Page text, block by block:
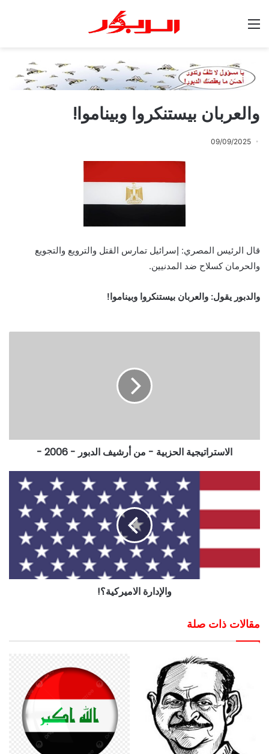
والعربان بيستنكروا وبيناموا!
09/09/2025
قال الرئيس المصري: إسرائيل تمارس القتل والترويع والتجويع
والحرمان كسلاح ضد المدنيين.
والدبور يقول: والعربان بيستنكروا وبيناموا!
الاستراتيجية الحزبية - من أرشيف الدبور - 2006 -
والإدارة الاميركية؟!
مقالات ذات صلة